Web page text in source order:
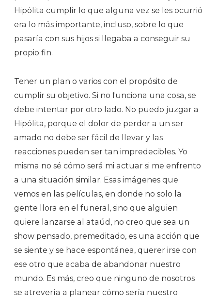
Hipólita cumplir lo que alguna vez se les ocurrió
era lo más importante, incluso, sobre lo que
pasaría con sus hijos si llegaba a conseguir su
propio fin.
Tener un plan o varios con el propósito de
cumplir su objetivo. Si no funciona una cosa, se
debe intentar por otro lado. No puedo juzgar a
Hipólita, porque el dolor de perder a un ser
amado no debe ser fácil de llevar y las
reacciones pueden ser tan impredecibles. Yo
misma no sé cómo será mi actuar si me enfrento
a una situación similar. Esas imágenes que
vemos en las películas, en donde no solo la
gente llora en el funeral, sino que alguien
quiere lanzarse al ataúd, no creo que sea un
show pensado, premeditado, es una acción que
se siente y se hace espontánea, querer irse con
ese otro que acaba de abandonar nuestro
mundo. Es más, creo que ninguno de nosotros
se atrevería a planear cómo sería nuestro